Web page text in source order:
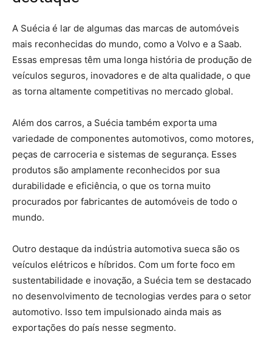
A Suécia é lar de algumas das marcas de automóveis
mais reconhecidas do mundo, como a Volvo e a Saab.
Essas empresas têm uma longa história de produção de
veículos seguros, inovadores e de alta qualidade, o que
as torna altamente competitivas no mercado global.
Além dos carros, a Suécia também exporta uma
variedade de componentes automotivos, como motores,
peças de carroceria e sistemas de segurança. Esses
produtos são amplamente reconhecidos por sua
durabilidade e eficiência, o que os torna muito
procurados por fabricantes de automóveis de todo o
mundo.
Outro destaque da indústria automotiva sueca são os
veículos elétricos e híbridos. Com um forte foco em
sustentabilidade e inovação, a Suécia tem se destacado
no desenvolvimento de tecnologias verdes para o setor
automotivo. Isso tem impulsionado ainda mais as
exportações do país nesse segmento.